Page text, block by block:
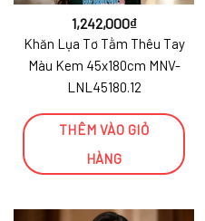
1,242,000₫
Khăn Lụa Tơ Tằm Thêu Tay
Màu Kem 45x180cm MNV-
LNL45180.12
THÊM VÀO GIỎ
HÀNG